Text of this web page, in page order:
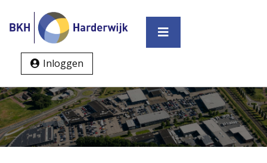
Inloggen